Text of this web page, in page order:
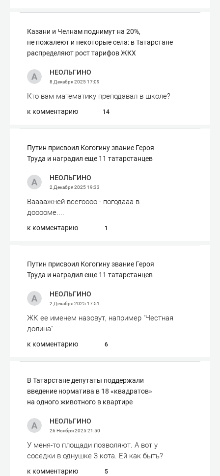
Казани и Челнам поднимут на 20%,
не пожалеют и некоторые села: в Татарстане
распределяют рост тарифов ЖКХ
НЕОЛЬГИНО
8 Декабря 202517:09
Кто вам математику преподавал в школе?
к комментарию 14
Путин присвоил Когогину звание Героя
Труда и наградил еще 11 татарстанцев
НЕОЛЬГИНО
2 Декабря 202519:33
Ваааажней всегоооо - погодааа в
дооооме....
к комментарию 1
Путин присвоил Когогину звание Героя
Труда и наградил еще 11 татарстанцев
НЕОЛЬГИНО
2 Декабря 202517:51
ЖК ее именем назовут, например "Честная
долина"
к комментарию 6
В Татарстане депутаты поддержали
введение норматива в 18 «квадратов»
на одного животного в квартире
НЕОЛЬГИНО
26 Ноября 202521:50
У меня-то площади позволяют. А вот у
соседки в однушке 3 кота. Ей как быть?
к комментарию 5